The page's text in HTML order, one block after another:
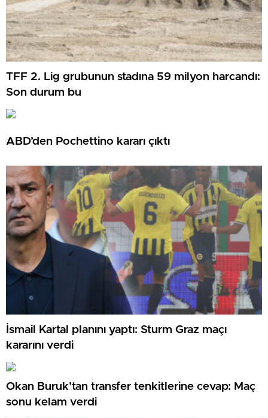
TFF 2. Lig grubunun stadına 59 milyon harcandı:
Son durum bu
ABD’den Pochettino kararı çıktı
İsmail Kartal planını yaptı: Sturm Graz maçı
kararını verdi
Okan Buruk’tan transfer tenkitlerine cevap: Maç
sonu kelam verdi